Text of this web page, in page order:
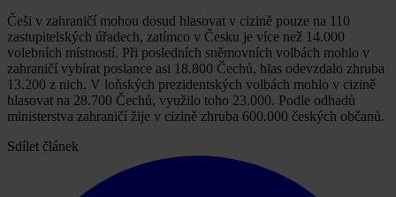
Češi v zahraničí mohou dosud hlasovat v cizině pouze na 110
zastupitelských úřadech, zatímco v Česku je více než 14.000
volebních místností. Při posledních sněmovních volbách mohlo v
zahraničí vybírat poslance asi 18.800 Čechů, hlas odevzdalo zhruba
13.200 z nich. V loňských prezidentských volbách mohlo v cizině
hlasovat na 28.700 Čechů, využilo toho 23.000. Podle odhadů
ministerstva zahraničí žije v cizině zhruba 600.000 českých občanů.
Sdílet článek